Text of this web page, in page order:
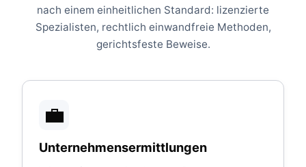
nach einem einheitlichen Standard: lizenzierte
Spezialisten, rechtlich einwandfreie Methoden,
gerichtsfeste Beweise.
💼
Unternehmensermittlungen